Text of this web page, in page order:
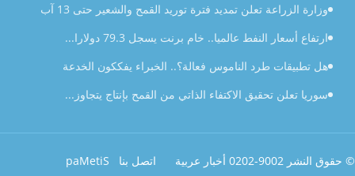
وزارة الزراعة تعلن تمديد فترة توريد القمح والشعير حتى 13 آب
ارتفاع أسعار النفط عالميا.. خام برنت يسجل 79.3 دولارا...
هل تطبيقات طرد الناموس فعالة؟.. الخبراء يفككون الخدعة
سوريا تعلن تحقيق الاكتفاء الذاتي من القمح بإنتاج يتجاوز...
© حقوق النشر 2009-2020 أخبار عربية اتصل بنا SiteMap